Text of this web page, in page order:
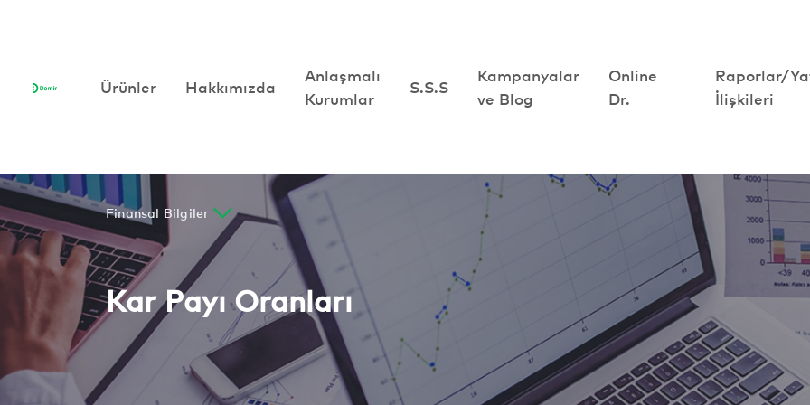
Ürünler Hakkımızda
Anlaşmalı
Kurumlar
S.S.S
Kampanyalar
ve Blog
Online
Dr.
Raporlar/
İlişkileri
Ürünler Hakkımızda
Anlaşmalı
Kurumlar
S.S.S
Kampanyalar
ve Blog
Online
Dr.
Raporlar/
İlişkileri
Finansal Bilgiler
Kar Payı Oranları